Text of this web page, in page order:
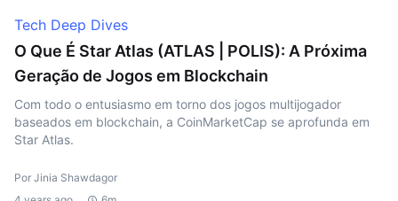
Tech Deep Dives
O Que É Star Atlas (ATLAS | POLIS): A Próxima
Geração de Jogos em Blockchain
Com todo o entusiasmo em torno dos jogos multijogador
baseados em blockchain, a CoinMarketCap se aprofunda em
Star Atlas.
Por Jinia Shawdagor